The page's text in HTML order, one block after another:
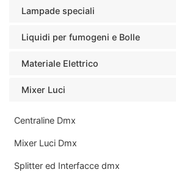
Lampade speciali
Liquidi per fumogeni e Bolle
Materiale Elettrico
Mixer Luci
Centraline Dmx
Mixer Luci Dmx
Splitter ed Interfacce dmx